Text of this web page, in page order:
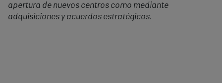
apertura de nuevos centros como mediante
adquisiciones y acuerdos estratégicos.